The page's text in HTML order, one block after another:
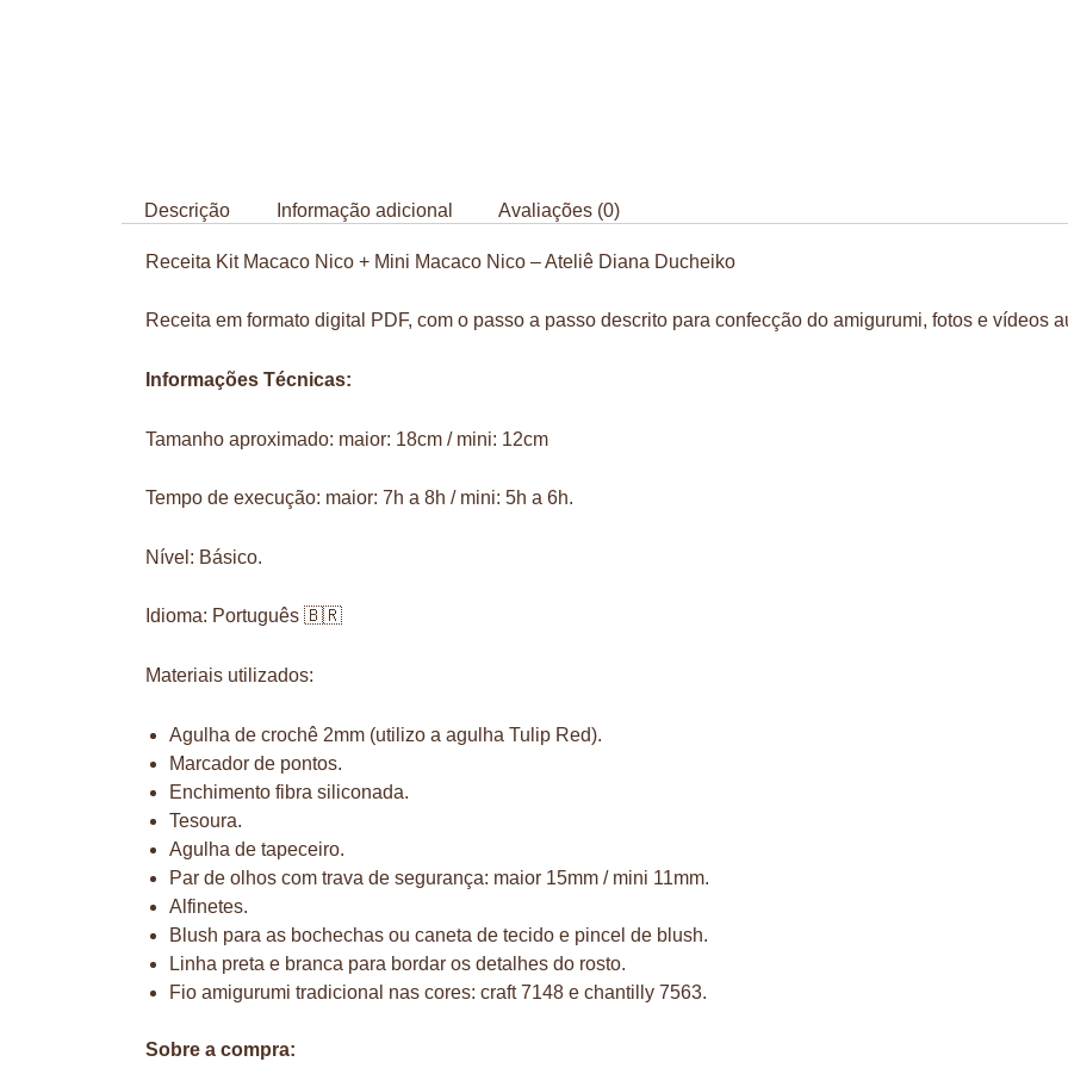
Descrição Informação adicional Avaliações (0)
Receita Kit Macaco Nico + Mini Macaco Nico – Ateliê Diana Ducheiko
Receita em formato digital PDF, com o passo a passo descrito para confecção do amigurumi, fotos e vídeos
Informações Técnicas:
Tamanho aproximado: maior: 18cm / mini: 12cm
Tempo de execução: maior: 7h a 8h / mini: 5h a 6h.
Nível: Básico.
Idioma: Português 🇧🇷
Materiais utilizados:
Agulha de crochê 2mm (utilizo a agulha Tulip Red).
Marcador de pontos.
Enchimento fibra siliconada.
Tesoura.
Agulha de tapeceiro.
Par de olhos com trava de segurança: maior 15mm / mini 11mm.
Alfinetes.
Blush para as bochechas ou caneta de tecido e pincel de blush.
Linha preta e branca para bordar os detalhes do rosto.
Fio amigurumi tradicional nas cores: craft 7148 e chantilly 7563.
Sobre a compra: